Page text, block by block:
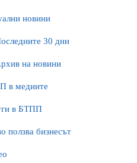
новини
30 дни
на новини
в медиите
в БТПП
ползва бизнесът